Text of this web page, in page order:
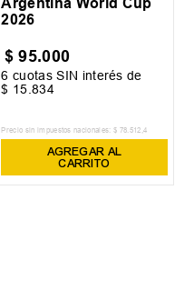
Argentina World Cup
2026
$ 95.000
6 cuotas SIN interés de
$ 15.834
Precio sin impuestos nacionales: $ 78.512 ,4
AGREGAR AL
CARRITO